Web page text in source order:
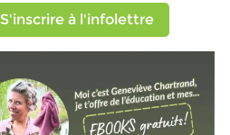
S'inscrire à l'infolettre